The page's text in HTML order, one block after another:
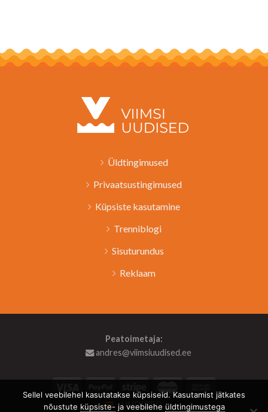
Üldtingimused
Privaatsustingimused
Küpsiste kasutamine
Trenniblogi
Sisuturundus
Reklaam
Peatoimetaja:
andres@viimsiuudised.ee
UUDISED
Sellel veebilehel kasutatakse küpsiseid. Kasutamist jätkates
nõustute küpsiste- ja veebilehe üldtingimustega